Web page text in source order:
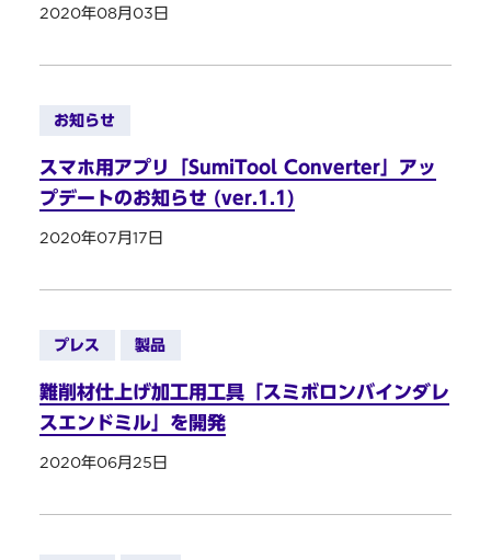
2020年08月03日
お知らせ
スマホ用アプリ「SumiTool Converter」アッ
プデートのお知らせ (ver.1.1)
2020年07月17日
プレス 製品
難削材仕上げ加工用工具「スミボロンバインダレ
スエンドミル」を開発
2020年06月25日